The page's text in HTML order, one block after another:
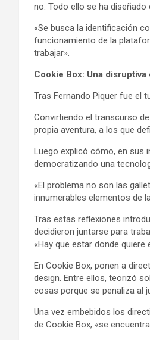
no. Todo ello se ha
«Se busca la identificación
funcionamiento de la
trabajar».
Cookie Box: Una
Tras Fernando Piquer fue el
Convirtiendo el transcurso
propia aventura, a los que
Luego explicó cómo, en sus
democratizando una
«El problema no son las
innumerables elementos de
Tras estas reflexiones
decidieron juntarse para
«Hay que estar donde quiere
En Cookie Box, ponen a
design. Entre ellos, teorizó
cosas porque se penaliza al
Una vez embebidos los
de Cookie Box, «se